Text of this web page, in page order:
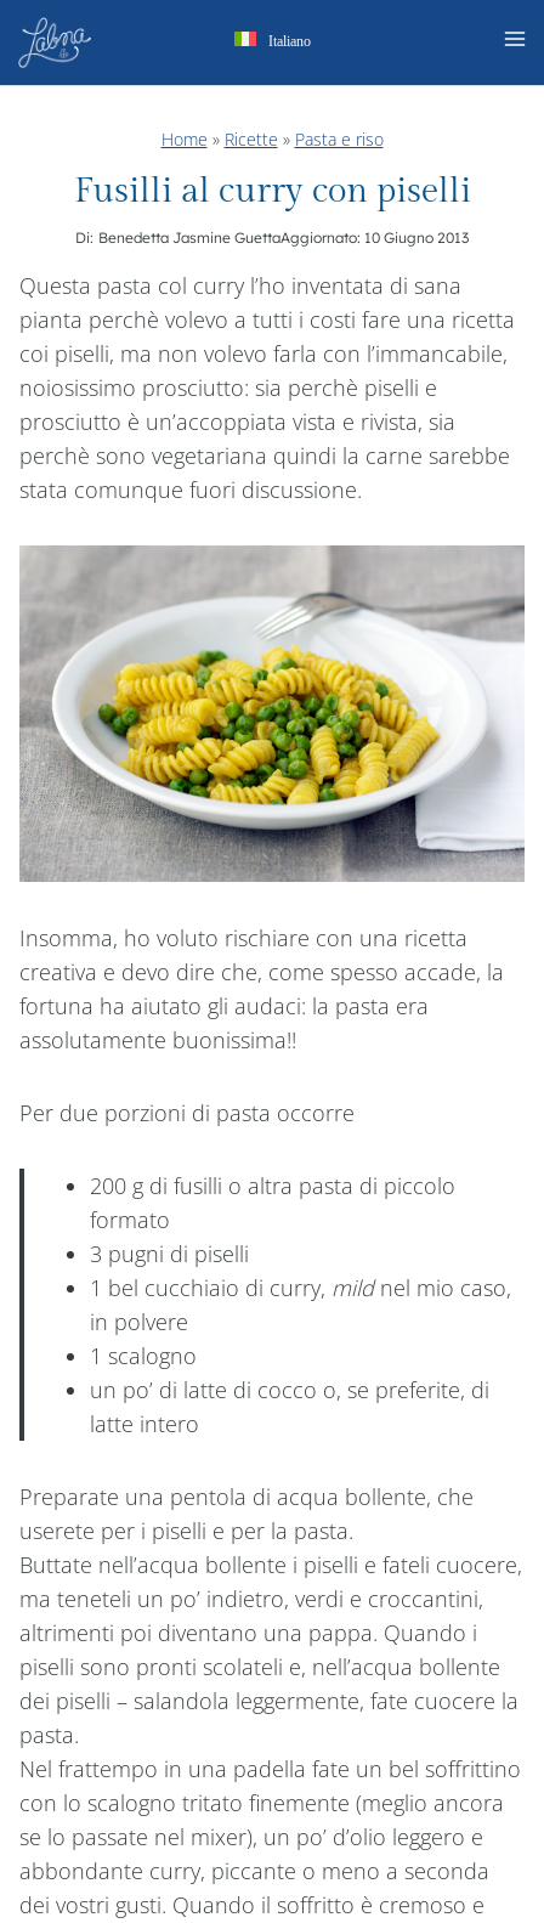
Salta
contenuto
Italiano
Home » Ricette » Pasta e riso
Fusilli al curry con piselli
Di: Benedetta Jasmine GuettaAggiornato: 10 Giugno 2013
Questa pasta col curry l’ho inventata di sana
pianta perchè volevo a tutti i costi fare una ricetta
coi piselli, ma non volevo farla con l’immancabile,
noiosissimo prosciutto: sia perchè piselli e
prosciutto è un’accoppiata vista e rivista, sia
perchè sono vegetariana quindi la carne sarebbe
stata comunque fuori discussione.
Insomma, ho voluto rischiare con una ricetta
creativa e devo dire che, come spesso accade, la
fortuna ha aiutato gli audaci: la pasta era
assolutamente buonissima!!
Per due porzioni di pasta occorre
200 g di fusilli o altra pasta di piccolo
formato
3 pugni di piselli
1 bel cucchiaio di curry, mildnel mio caso,
in polvere
1 scalogno
un po’ di latte di cocco o, se preferite, di
latte intero
Preparate una pentola di acqua bollente, che
userete per i piselli e per la pasta.
Buttate nell’acqua bollente i piselli e fateli cuocere,
ma teneteli un po’ indietro, verdi e croccantini,
altrimenti poi diventano una pappa. Quando i
piselli sono pronti scolateli e, nell’acqua bollente
dei piselli – salandola leggermente, fate cuocere la
pasta.
Nel frattempo in una padella fate un bel soffrittino
con lo scalogno tritato finemente (meglio ancora
se lo passate nel mixer), un po’ d’olio leggero e
abbondante curry, piccante o meno a seconda
dei vostri gusti. Quando il soffritto è cremoso e